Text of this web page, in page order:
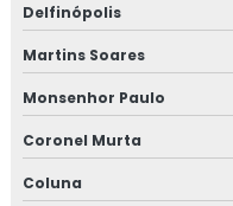
Delfinópolis
Martins Soares
Monsenhor Paulo
Coronel Murta
Coluna